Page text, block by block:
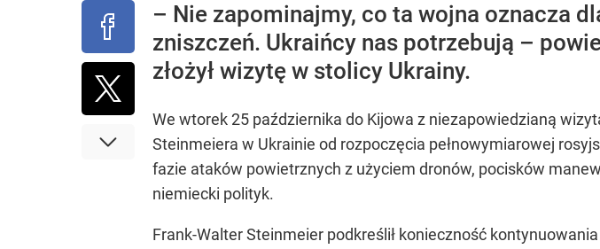
– Nie zapominajmy, co ta wojna oznacza
zniszczeń. Ukraińcy nas potrzebują –
złożył wizytę w stolicy Ukrainy.
We wtorek 25 października do Kijowa z niezapowiedzianą
Steinmeiera w Ukrainie od rozpoczęcia pełnowymiarowej
fazie ataków powietrznych z użyciem dronów, pocisków
niemiecki polityk.
Frank-Walter Steinmeier podkreślił konieczność